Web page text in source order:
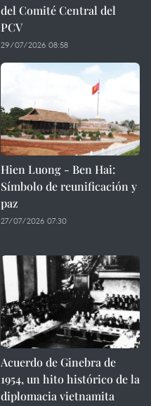
del Comité Central del
PCV
29/07/2026 08:58
Hien Luong - Ben Hai:
Símbolo de reunificación y
paz
27/07/2026 07:30
Acuerdo de Ginebra de
1954, un hito histórico de la
diplomacia vietnamita